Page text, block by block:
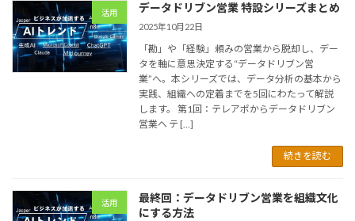
活用 データドリブン営業 特設シリーズまとめ
2025年10月22日
「勘」や「経験」頼みの営業から脱却し、デー
タを軸に意思決定する“データドリブン営
業”へ。本シリーズでは、データ分析の基本から
実践、組織への定着までを5回にわたって解説
します。 第1回：テレアポからデータドリブン
営業へ テ […]
続きを読む
活用
最終回：データドリブン営業を組織文化
にする方法